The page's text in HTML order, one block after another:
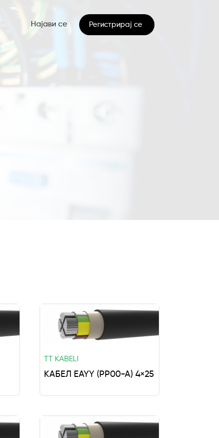
Најави се Регистрирај се
TT KABELI
КАБЕЛ EAYY (PP00-A) 4×25